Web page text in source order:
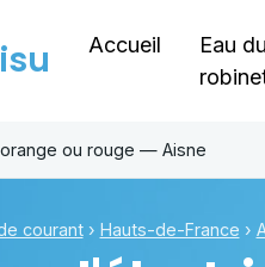
Accueil
Eau du
ou rouge — Aisne
courant› Hauts-de-France ›